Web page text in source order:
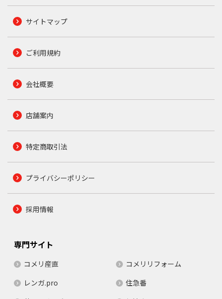
サイトマップ
ご利用規約
会社概要
店舗案内
特定商取引法
プライバシーポリシー
採用情報
専門サイト
コメリ産直
コメリリフォーム
レンガ.pro
住急番